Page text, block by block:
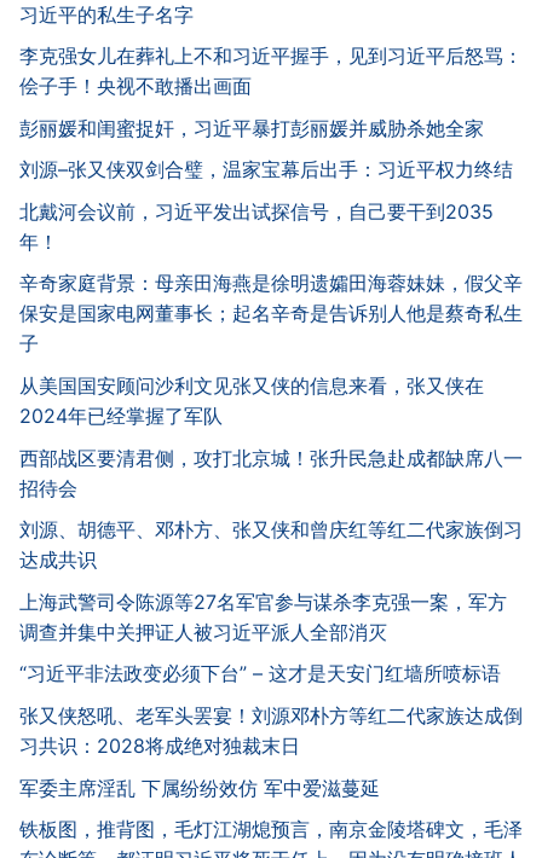
习近平的私生子名字
李克强女儿在葬礼上不和习近平握手，见到习近平后怒骂：
侩子手！央视不敢播出画面
彭丽媛和闺蜜捉奸，习近平暴打彭丽媛并威胁杀她全家
刘源–张又侠双剑合璧，温家宝幕后出手：习近平权力终结
北戴河会议前，习近平发出试探信号，自己要干到2035
年！
辛奇家庭背景：母亲田海燕是徐明遗孀田海蓉妹妹，假父辛
保安是国家电网董事长；起名辛奇是告诉别人他是蔡奇私生
子
从美国国安顾问沙利文见张又侠的信息来看，张又侠在
2024年已经掌握了军队
西部战区要清君侧，攻打北京城！张升民急赴成都缺席八一
招待会
刘源、胡德平、邓朴方、张又侠和曾庆红等红二代家族倒习
达成共识
上海武警司令陈源等27名军官参与谋杀李克强一案，军方
调查并集中关押证人被习近平派人全部消灭
“习近平非法政变必须下台” – 这才是天安门红墙所喷标语
张又侠怒吼、老军头罢宴！刘源邓朴方等红二代家族达成倒
习共识：2028将成绝对独裁末日
军委主席淫乱 下属纷纷效仿 军中爱滋蔓延
铁板图，推背图，毛灯江湖熄预言，南京金陵塔碑文，毛泽